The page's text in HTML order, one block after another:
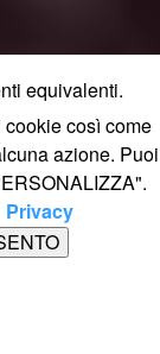
equivalenti.
così come
azione. Puoi
Privacy